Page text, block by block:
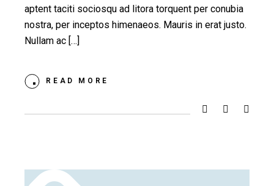
aptent taciti sociosqu ad litora torquent per conubia
nostra, per inceptos himenaeos. Mauris in erat justo.
Nullam ac […]
READ MORE